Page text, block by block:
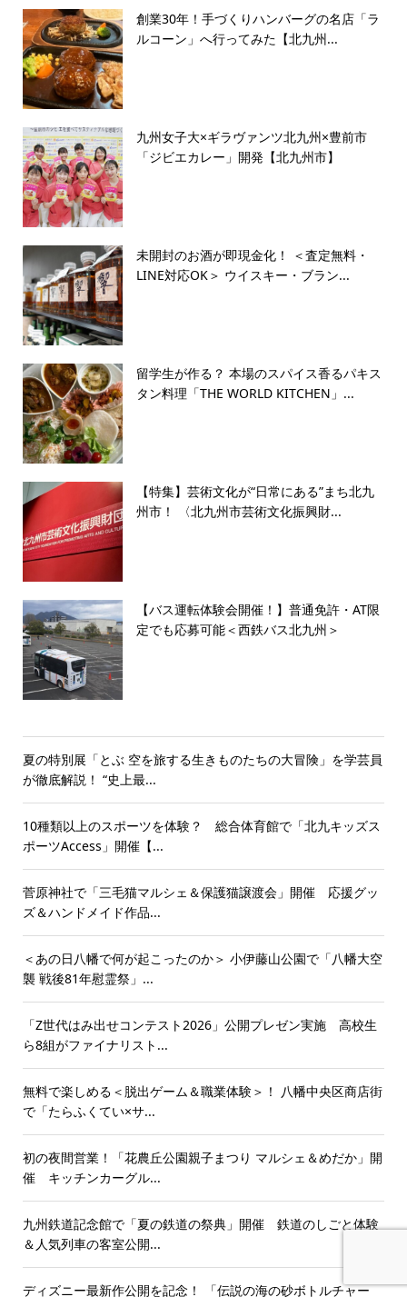
創業30年！手づくりハンバーグの名店「ラ
ルコーン」へ行ってみた【北九州...
九州女子大×ギラヴァンツ北九州×豊前市
「ジビエカレー」開発【北九州市】
未開封のお酒が即現金化！ ＜査定無料・
LINE対応OK＞ ウイスキー・ブラン...
留学生が作る？ 本場のスパイス香るパキス
タン料理「THE WORLD KITCHEN」...
【特集】芸術文化が“日常にある”まち北九
州市！ 〈北九州市芸術文化振興財...
【バス運転体験会開催！】普通免許・AT限
定でも応募可能＜西鉄バス北九州＞
夏の特別展「とぶ 空を旅する生きものたちの大冒険」を学芸員
が徹底解説！ “史上最...
10種類以上のスポーツを体験？ 総合体育館で「北九キッズス
ポーツAccess」開催【...
菅原神社で「三毛猫マルシェ＆保護猫譲渡会」開催 応援グッ
ズ＆ハンドメイド作品...
＜あの日八幡で何が起こったのか＞ 小伊藤山公園で「八幡大空
襲 戦後81年慰霊祭」...
「Z世代はみ出せコンテスト2026」公開プレゼン実施 高校生
ら8組がファイナリスト...
無料で楽しめる＜脱出ゲーム＆職業体験＞！ 八幡中央区商店街
で「たらふくてい×サ...
初の夜間営業！「花農丘公園親子まつり マルシェ＆めだか」開
催 キッチンカーグル...
九州鉄道記念館で「夏の鉄道の祭典」開催 鉄道のしごと体験
＆人気列車の客室公開...
ディズニー最新作公開を記念！ 「伝説の海の砂ボトルチャー